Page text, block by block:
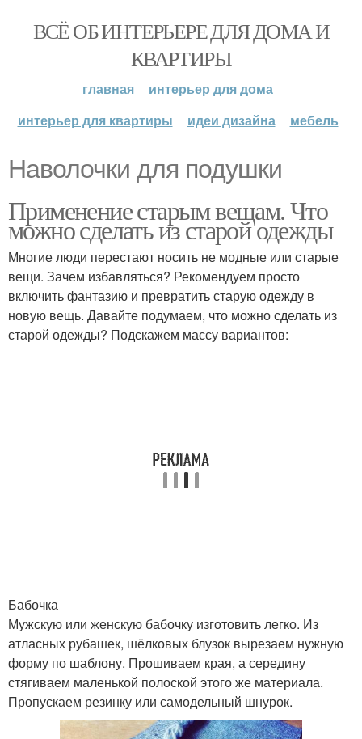
ВСЁ ОБ ИНТЕРЬЕРЕ ДЛЯ ДОМА И
КВАРТИРЫ
главная
интерьер для дома
интерьер для квартиры
идеи дизайна мебель
Наволочки для подушки
Применение старым вещам. Что
можно сделать из старой одежды
Многие люди перестают носить не модные или старые
вещи. Зачем избавляться? Рекомендуем просто
включить фантазию и превратить старую одежду в
новую вещь. Давайте подумаем, что можно сделать из
старой одежды? Подскажем массу вариантов:
Бабочка
Мужскую или женскую бабочку изготовить легко. Из
атласных рубашек, шёлковых блузок вырезаем нужную
форму по шаблону. Прошиваем края, а середину
стягиваем маленькой полоской этого же материала.
Пропускаем резинку или самодельный шнурок.